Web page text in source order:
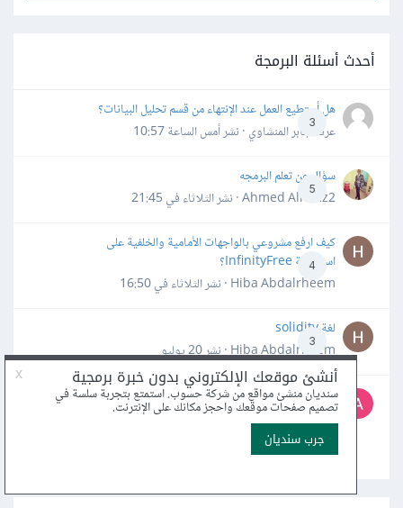
أحدث أسئلة البرمجة
3
هل أستطيع العمل عند الإنتهاء من قسم تحليل البيانات؟
عرفه جابر المنشاوي · نشرأمس الساعة 10:57
5
سؤال عن تعلم البرمجه
Ahmed Alhafiz2 · نشر
الثلاثاء في 21:45
4
كيف ارفع مشروعي بالواجهات الأمامية والخلفية على
استضافة InfinityFree؟
Hiba Abdalrheem · نشر
الثلاثاء في 16:50
3
لغة solidity
Hiba Abdalrheem · نشر
20 يوليو
4
ما هي أفضل المصادر المجانية (كورسات، كتب، أدوات) لتعلّم
واحترام لغة C++، وما هي أهم الأخطاء الشائعة التي يجب
تجنبها؟
Tech_Aspire · نشر